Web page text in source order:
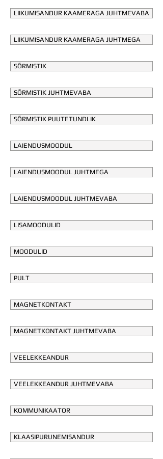
LIIKUMISANDUR KAAMERAGA JUHTMEVABA
LIIKUMISANDUR KAAMERAGA JUHTMEGA
SÕRMISTIK
SÕRMISTIK JUHTMEVABA
SÕRMISTIK PUUTETUNDLIK
LAIENDUSMOODUL
LAIENDUSMOODUL JUHTMEGA
LAIENDUSMOODUL JUHTMEVABA
LISAMOODULID
MOODULID
PULT
MAGNETKONTAKT
MAGNETKONTAKT JUHTMEVABA
VEELEKKEANDUR
VEELEKKEANDUR JUHTMEVABA
KOMMUNIKAATOR
KLAASIPURUNEMISANDUR